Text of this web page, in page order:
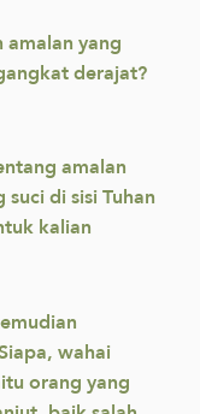
yang
derajat?
amalan
di sisi Tuhan
kalian
wahai
orang yang